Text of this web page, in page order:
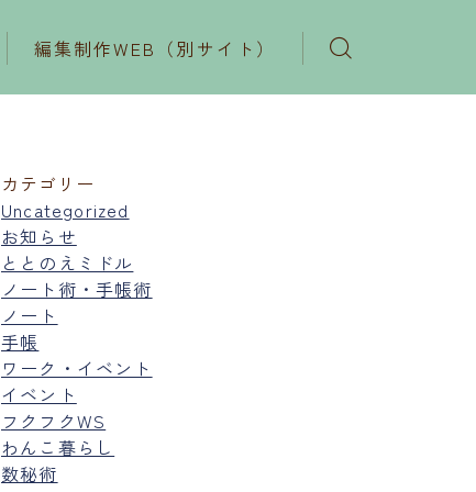
編集制作WEB（別サイト）
カテゴリー
Uncategorized
お知らせ
ととのえミドル
ノート術・手帳術
ノート
手帳
ワーク・イベント
イベント
フクフクWS
わんこ暮らし
数秘術